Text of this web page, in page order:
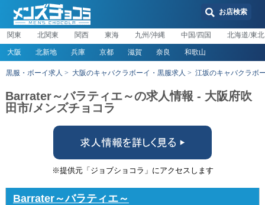
お店検索
関東 北関東 関西 東海 九州/沖縄 中国/四国 北海道/東北
大阪 北新地 兵庫 京都 滋賀 奈良 和歌山
黒服・ボーイ求人 大阪のキャバクラボーイ・黒服求人 江坂のキャバクラボ
Barrater～バラティエ～の求人情報 - 大阪府吹
田市/メンズチョコラ
※提供元「ジョブショコラ」にアクセスします
Barrater～バラティエ～